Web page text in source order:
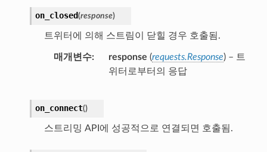
on_closed(response)
트위터에 의해 스트림이 닫힐 경우 호출됨.
매개변수 response (requests.Response) – 트
위터로부터의 응답
on_connect()
스트리밍 API에 성공적으로 연결되면 호출됨.